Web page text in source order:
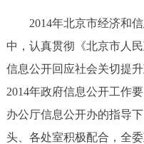
12345网上接诉即办
参与调查
走进北京
2014年北京市经济和信
中，认真贯彻《北京市人
信息公开回应社会关切提
2014年政府信息公开工作
办公厅信息公开办的指导
头、各处室积极配合，全